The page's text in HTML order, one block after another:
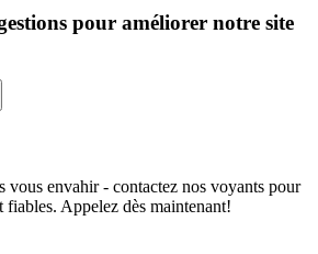
pour améliorer notre site
vous envahir - contactez nos voyants pour
fiables. Appelez dès maintenant!